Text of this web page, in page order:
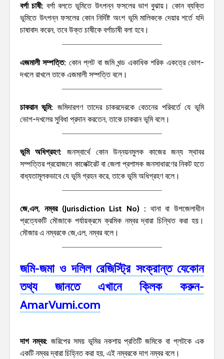
বর্গা চাষী: বর্গা বলতে ভূমিতে উৎপন্ন ফসলের ভাগ বুঝায়। কোন ব্যক্তি
ভূমিতে উৎপন্ন ফসলের কোন নির্দিষ্ট অংশ ভূমি মালিককে দেয়ার শর্তে যদি
চাষাবাদ করেন, তবে উক্ত চাষীকে বর্গাচাষী বলা হবে।
এজমালী সম্পত্তি: কোন প্লট বা জমি খন্ড একাধিক শরিক একত্রে ভোগ-
দখলে রাখলে তাকে এজমালী সম্পত্তি বলে।
চাকরান ভূমি: জমিদারগণ তাদের চাকরদেরকে বেতনের পরিবর্তে যে ভূমি
ভোগ-দখলের সুবিধা প্রদান করতেন, তাকে চাকরান ভূমি বলে।
ভূমি অধিগ্রহণ: জনস্বার্থে কোন উন্নয়নমুলক কাজের জন্য স্থাবর
সম্পত্তির প্রয়োজনে কালেক্টরেট বা জেলা প্রশাসক জনসাধারণের নিকট হতে
বাধ্যতামূলকভাবে যে ভূমি গ্রহন করে, তাকে ভূমি অধিগ্রহণ বলে।
জে,এল, নম্বর (Jurisdiction List No) : থানা বা উপজেলাধীন
প্রত্যেকটি মৌজাকে পর্যায়ক্রমে ক্রমিক নম্বর দ্বারা চিন্থিত করা হয়।
মৌজার এ নম্বরকে জে,এল, নম্বর বলে।
জমি-জমা ও দলিল রেজিস্ট্রি সংক্রান্ত যেকোন
তথ্য জানতে এখানে ক্লিক করুন-
AmarVumi.com
দাগ নম্বর: জরিপের সময় ভূমির নকশায় প্রতিটি জমিকে বা প্লটকে এক
একটি নম্বর দ্বারা চিহ্নিত করা হয়, এই নম্বরকে দাগ নম্বর বলে।